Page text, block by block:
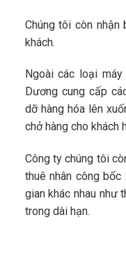
Chúng tôi còn
khách.
Ngoài các loại
Dương cung cấp
dỡ hàng hóa lên
chở hàng cho khách
Công ty chúng tôi
thuê nhân công
gian khác nhau như
trong dài hạn.